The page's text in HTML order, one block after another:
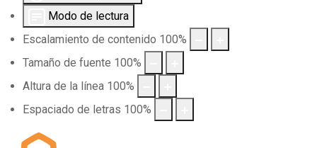
Modo de lectura
Escalamiento de contenido 100%
Tamaño de fuente 100%
Altura de la línea 100%
Espaciado de letras 100%